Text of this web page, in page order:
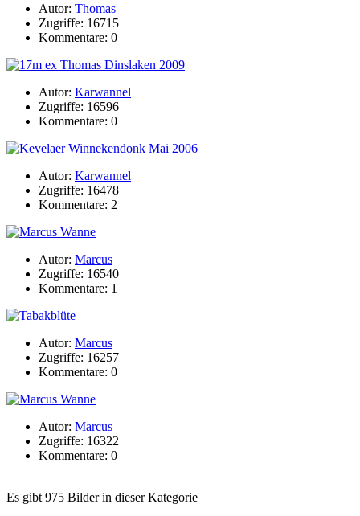
Autor: Thomas
Zugriffe: 16715
Kommentare: 0
Autor: Karwannel
Zugriffe: 16596
Kommentare: 0
Autor: Karwannel
Zugriffe: 16478
Kommentare: 2
Autor: Marcus
Zugriffe: 16540
Kommentare: 1
Autor: Marcus
Zugriffe: 16257
Kommentare: 0
Autor: Marcus
Zugriffe: 16322
Kommentare: 0
Es gibt 975 Bilder in dieser Kategorie